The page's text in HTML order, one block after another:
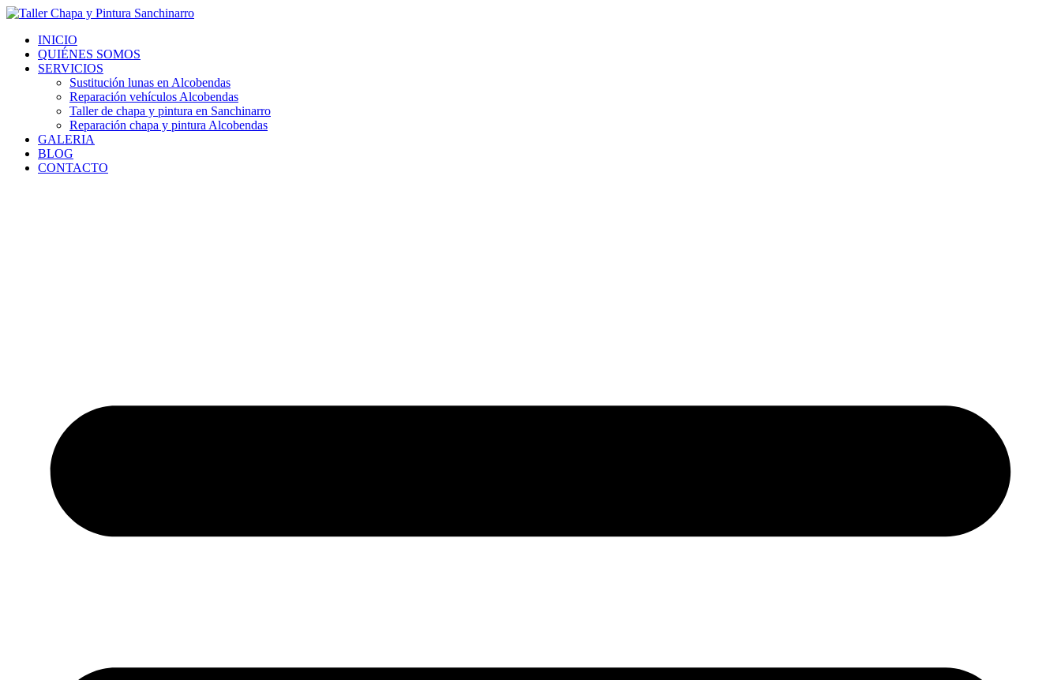
Ir
contenidoINICIO
QUIÉNES SOMOS
SERVICIOS
Sustitución lunas en Alcobendas
Reparación vehículos Alcobendas
Taller de chapa y pintura en Sanchinarro
Reparación chapa y pintura Alcobendas
GALERIA
BLOG
CONTACTO